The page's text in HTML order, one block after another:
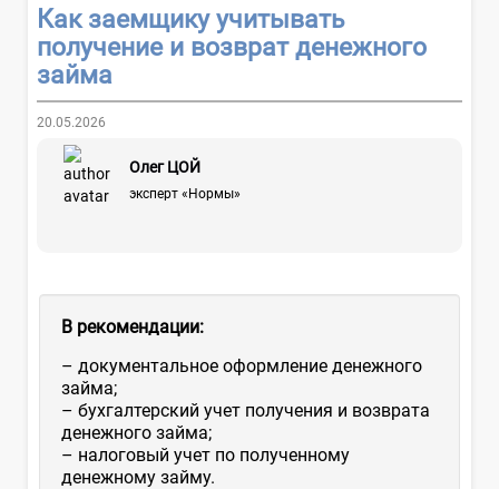
Как заемщику учитывать
получение и возврат денежного
займа
20.05.2026
Олег ЦОЙ
эксперт «Нормы»
В рекомендации:
– документальное оформление денежного
займа;
– бухгалтерский учет получения и возврата
денежного займа;
– налоговый учет по полученному
денежному займу.